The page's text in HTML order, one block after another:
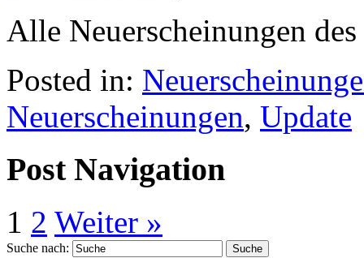
Alle Neuerscheinungen
Posted in:
Neuerscheinungen, Update
Post Navigation
1 2 Weiter »
Suche nach: